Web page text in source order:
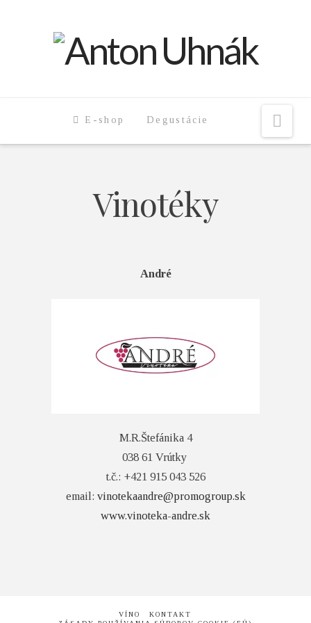
E-shop Degustácie
Vinotéky
André
M.R.Štefánika 4
038 61 Vrútky
t.č.: +421 915 043 526
email: vinotekaandre@promogroup.sk
www.vinoteka-andre.sk
VÍNO
KONTAKT